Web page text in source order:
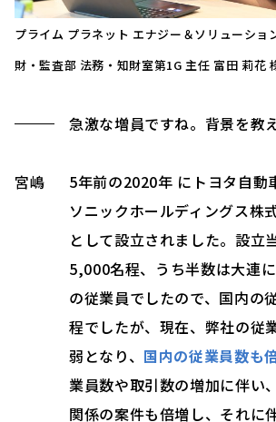
プライム プラネット エナジー＆ソリューショ
財・監査部 法務・知財室第1G 主任 富田 莉花
急激な増員ですね。背景を教
宮嶋
5年前の2020年 にトヨタ自動
ソニックホールディングス株
として設立されました。設立
5,000名程、うち半数は大連
の従業員でしたので、国内の
程でしたが、現在、弊社の従
弱となり、 国内の従業員数も
業員数や取引数の増加に伴い
関係の案件も倍増し、それに